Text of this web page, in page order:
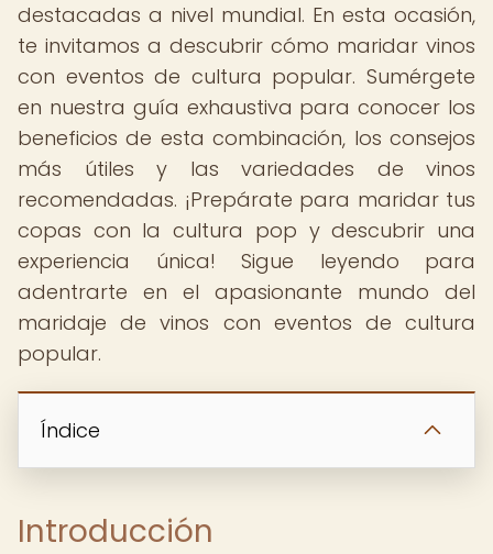
destacadas a nivel mundial. En esta ocasión,
te invitamos a descubrir cómo maridar vinos
con eventos de cultura popular. Sumérgete
en nuestra guía exhaustiva para conocer los
beneficios de esta combinación, los consejos
más útiles y las variedades de vinos
recomendadas. ¡Prepárate para maridar tus
copas con la cultura pop y descubrir una
experiencia única! Sigue leyendo para
adentrarte en el apasionante mundo del
maridaje de vinos con eventos de cultura
popular.
Índice
Introducción